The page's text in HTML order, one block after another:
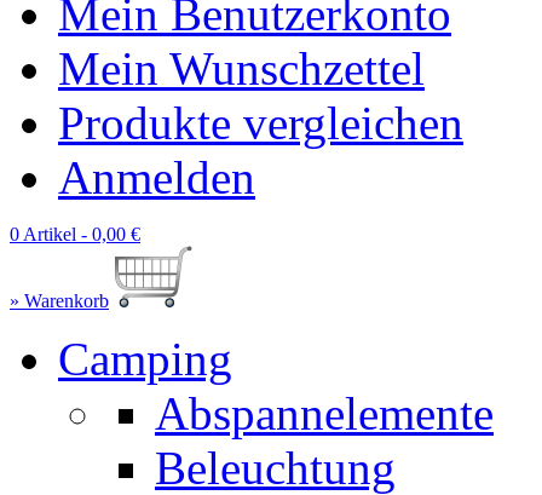
Mein Benutzerkonto
Mein Wunschzettel
Produkte vergleichen
Anmelden
0 Artikel - 0,00 €
» Warenkorb
Camping
Abspannelemente
Beleuchtung